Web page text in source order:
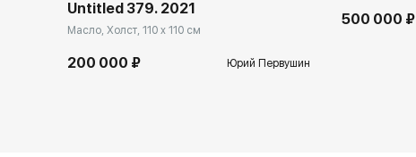
Untitled 379. 2021
Масло, Холст, 110 x 110 см
200 000 ₽ Юрий Первушин
500 000 ₽